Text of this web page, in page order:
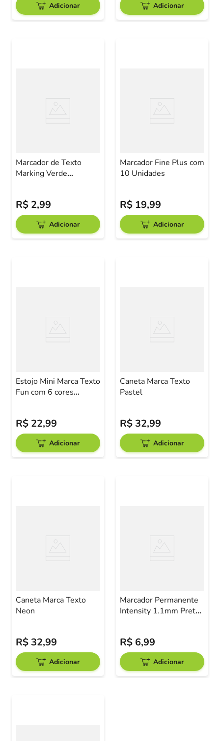
Adicionar Adicionar
Marcador de Texto
Marking Verde
R$ 2,99
Adicionar
Marcador Fine Plus com
10 Unidades
R$ 19,99
Adicionar
Estojo Mini Marca Texto
Fun com 6 cores
R$ 22,99
Adicionar
Caneta Marca Texto
Pastel
R$ 32,99
Adicionar
Caneta Marca Texto
Neon
R$ 32,99
Adicionar
Marcador Permanente
Intensity 1.1mm Preto
R$ 6,99
Adicionar